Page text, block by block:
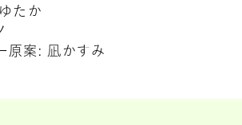
たか
原案: 凪かすみ